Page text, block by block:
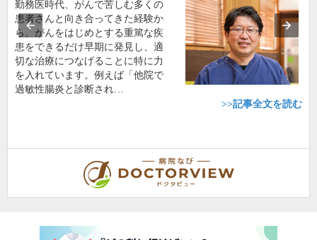
勤務医時代、がんで苦しむ多くの
患者さんと向き合ってきた経験か
ら、がんをはじめとする重篤な疾
患をできるだけ早期に発見し、適
切な治療につなげることに特に力
を入れています。例えば「他院で
過敏性腸炎と診断され…
>>記事全文を読む